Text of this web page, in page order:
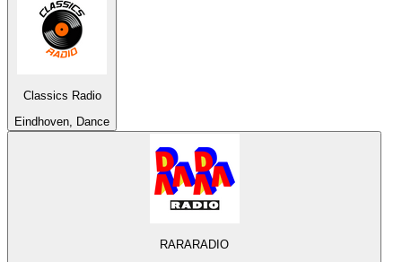
Classics Radio
Eindhoven, Dance
RARARADIO